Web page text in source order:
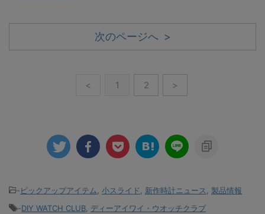
次のページへ >
< 1 2 >
-ピックアップアイテム, 小スライド, 新作時計ニュース, 製品情報
-DIY WATCH CLUB, ディーアイワイ・ウオッチクラブ